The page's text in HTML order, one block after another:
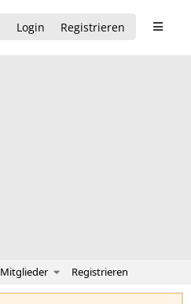
Login Registrieren
Mitglieder Registrieren